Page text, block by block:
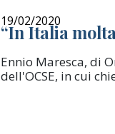
19/02/2020
“In Italia
Ennio Maresca, di
dell'OCSE, in cui